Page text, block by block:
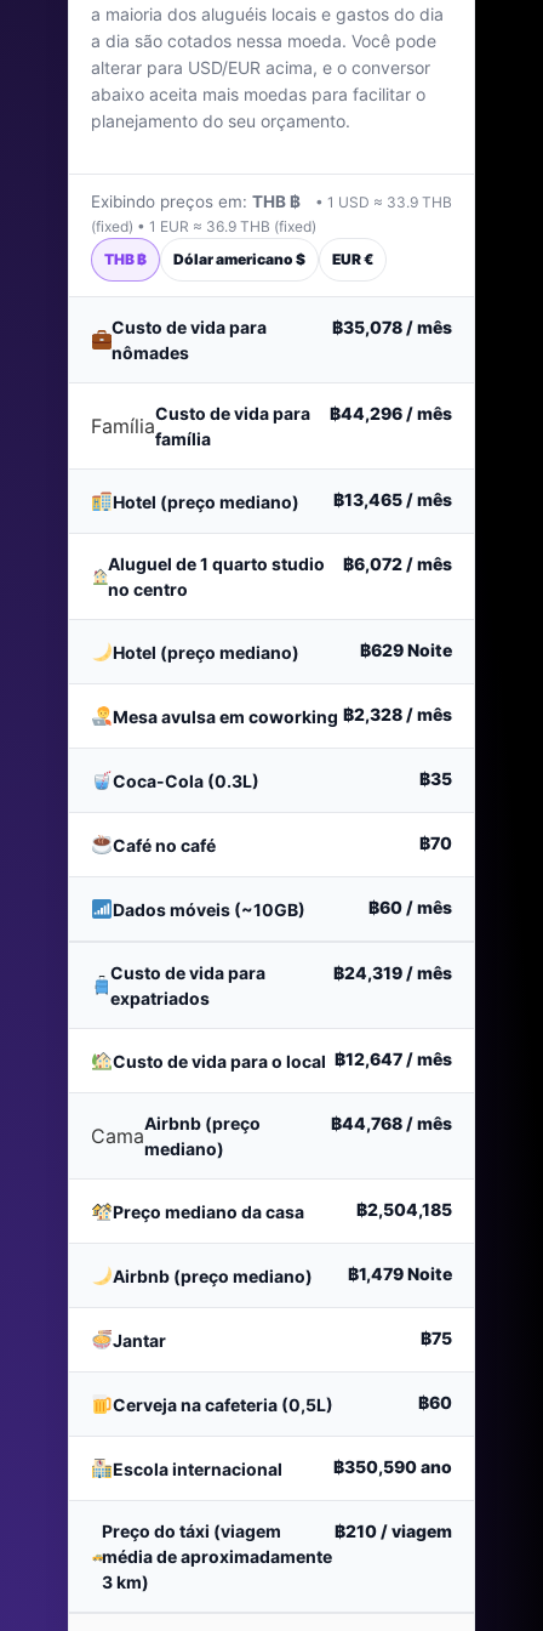
Última atualização: janeiro de 2026
a maioria dos aluguéis locais e gastos do dia
a dia são cotados nessa moeda. Você pode
alterar para USD/EUR acima, e o conversor
abaixo aceita mais moedas para facilitar o
planejamento do seu orçamento.
Exibindo preços em: THB ฿
• 1 USD ≈ 33.9 THB
(fixed) • 1 EUR ≈ 36.9 THB (fixed)
THB ฿
Dólar americano $ EUR €
Custo de vida para
nômades
฿35,078 / mês
Família
Custo de vida para
família
฿44,296 / mês
Hotel (preço mediano) ฿13,465 / mês
Aluguel de 1 quarto studio
no centro
฿6,072 / mês
Hotel (preço mediano) ฿629Noite
Mesa avulsa em coworking ฿2,328 / mês
Coca-Cola (0.3L) ฿35
Café no café ฿70
Dados móveis (~10GB) ฿60 / mês
Custo de vida para
expatriados
฿24,319 / mês
Custo de vida para o local ฿12,647 / mês
Cama
Airbnb (preço
mediano)
฿44,768 / mês
Preço mediano da casa ฿2,504,185
Airbnb (preço mediano) ฿1,479Noite
Jantar ฿75
Cerveja na cafeteria (0,5L) ฿60
Escola internacional ฿350,590ano
Preço do táxi (viagem
média de aproximadamente
3 km)
฿210 / viagem